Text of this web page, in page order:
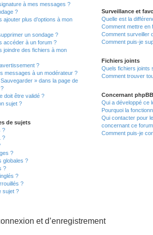
à mes messages ?
?
ajouter plus d’options à mon
un sondage ?
accéder à un forum ?
joindre des fichiers à mon
?
messages à un modérateur ?
» dans la page de
doit être validé ?
sujet ?
de sujets
?
?
?
globales ?
?
?
?
sujet ?
Surveillance et
Quelle est la
Comment mettre en
Comment surveiller
Comment puis-je
Fichiers joints
Quels fichiers joints
Comment trouver
Concernant phpBB
Qui a développé ce
Pourquoi la
Qui contacter pour
concernant ce
Comment puis-je
et d’enregistrement